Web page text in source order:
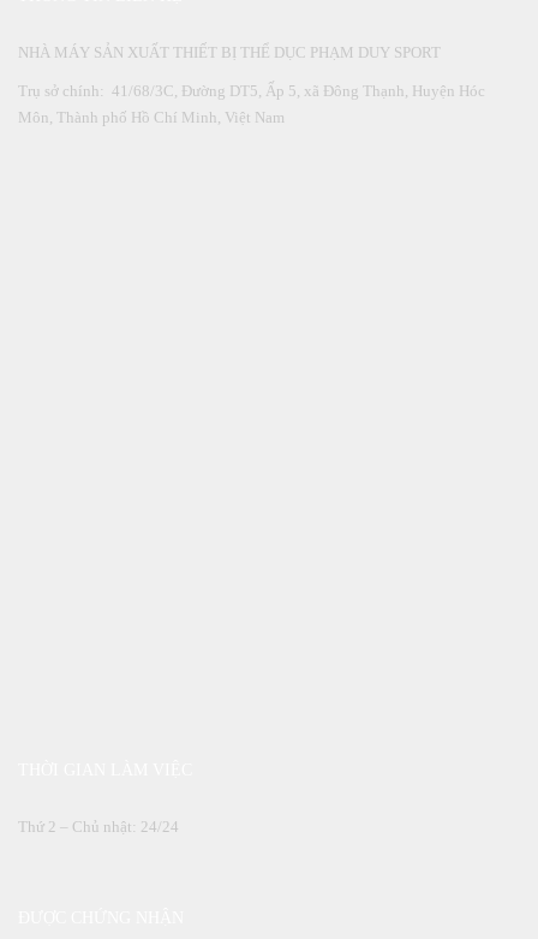
NHÀ MÁY SẢN XUẤT THIẾT BỊ THỂ DỤC PHẠM DUY SPORT
Trụ sở chính: 41/68/3C, Đường DT5, Ấp 5, xã Đông Thạnh, Huyện Hóc
Môn, Thành phố Hồ Chí Minh, Việt Nam
Thứ 2 – Chủ nhật: 24/24